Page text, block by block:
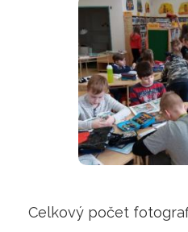
Celkový počet